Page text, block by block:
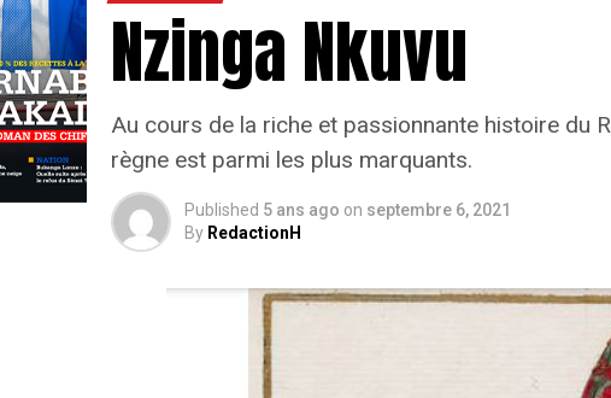
Nzinga Nkuvu
Au cours de la riche et passionnante histoire du
règne est parmi les plus marquants.
Published 5 ans ago on septembre 6, 2021
By RedactionH